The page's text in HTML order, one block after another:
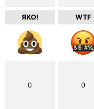
ЯКО! WTF
0 0